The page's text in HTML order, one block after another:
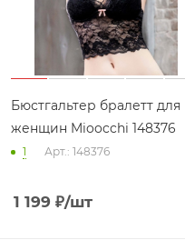
Бюстгальтер бралетт для
женщин Mioocchi 148376
1 Арт.: 148376
1 199 ₽/шт